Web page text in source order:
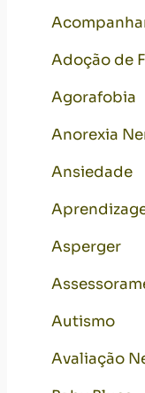
Adoção de
Agorafobia
Anorexia
Ansiedade
Asperger
Autismo
Avaliação